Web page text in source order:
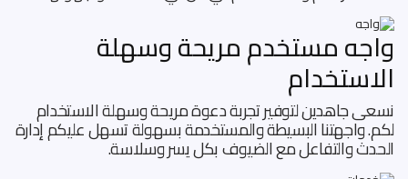
واجه مستخدم مريحة وسهلة
الاستخدام
نسعى جاهدين لتوفير تجربة دعوة مريحة وسهلة الاستخدام
لكم. واجهتنا البسيطة والمستخدمة بسهولة تسهل عليكم إدارة
الحدث والتفاعل مع الضيوف بكل يسر وسلاسة.